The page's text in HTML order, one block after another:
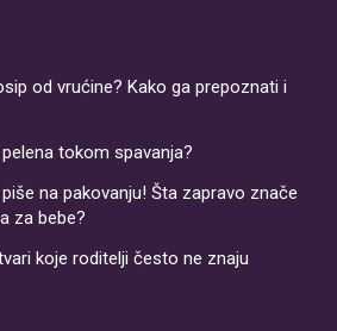
od vrućine? Kako ga prepoznati i
tokom spavanja?
na pakovanju! Šta zapravo znače
za bebe?
koje roditelji često ne znaju